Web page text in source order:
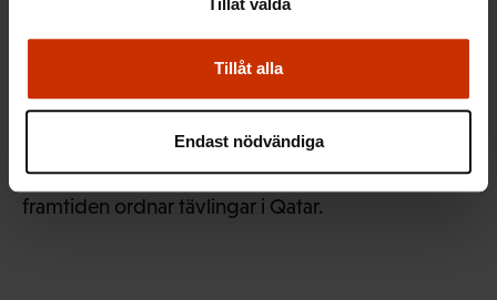
Tillåt alla
Tillåt valda
Endast nödvändiga
Alex anser att den qatariska staten borde ingå avtal
med arbetstagar- och människorättsorganisationer
samt också med de idrottsorganisationer som i
framtiden ordnar tävlingar i Qatar.